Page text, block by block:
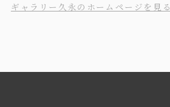
ギャラリー久永のホームページを見る